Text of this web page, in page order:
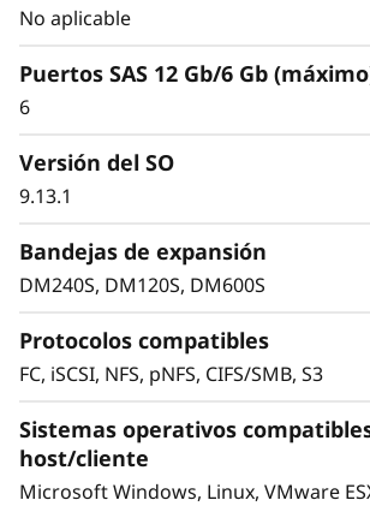
La seguridad de los datos y la
el objetivo principal de cualquier
seguridad de datos líder en la
sirven para protegerse contra el
anormal basadas en el aprendizaje
automático.
La replicación asincrónica y
integrada protege los datos de
desastre inesperado y la
No aplicable
Puertos SAS 12 Gb/6 Gb
6
Versión del SO
9.13.1
Bandejas de expansión
DM240S, DM120S, DM600S
Protocolos compatibles
FC, iSCSI, NFS, pNFS, CIFS/SMB, S3
Sistemas operativos
host/cliente
Microsoft Windows, Linux, VMware